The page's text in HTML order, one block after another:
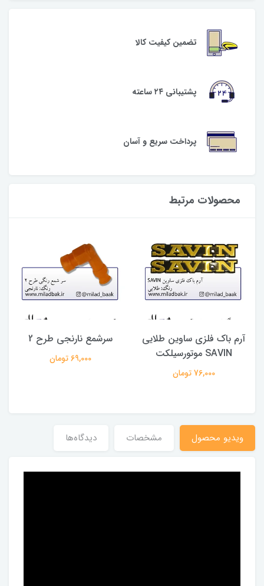
تضمین کیفیت کالا
پشتیبانی ۲۴ ساعته
پرداخت سریع و آسان
محصولات مرتبط
آرم باک فلزی ساوین طلایی
SAVIN موتورسیلکت
76,000 تومان
سرشمع نارنجی طرح 2
69,000 تومان
ویدیو محصول مشخصات دیدگاه‌ها